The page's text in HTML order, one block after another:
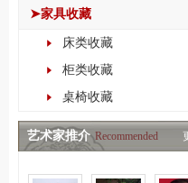
➤家具收藏
床类收藏
柜类收藏
桌椅收藏
艺术家推介 Recommended